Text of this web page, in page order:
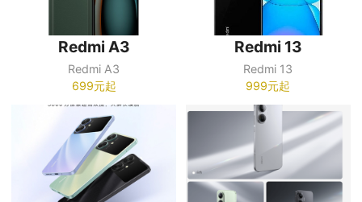
Redmi A3
Redmi A3
699元起
Redmi 13
Redmi 13
999元起